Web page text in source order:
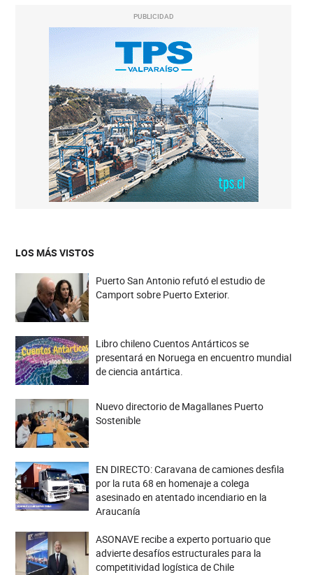
PUBLICIDAD
LOS MÁS VISTOS
Puerto San Antonio refutó el estudio de
Camport sobre Puerto Exterior.
Libro chileno Cuentos Antárticos se
presentará en Noruega en encuentro mundial
de ciencia antártica.
Nuevo directorio de Magallanes Puerto
Sostenible
EN DIRECTO: Caravana de camiones desfila
por la ruta 68 en homenaje a colega
asesinado en atentado incendiario en la
Araucanía
ASONAVE recibe a experto portuario que
advierte desafíos estructurales para la
competitividad logística de Chile